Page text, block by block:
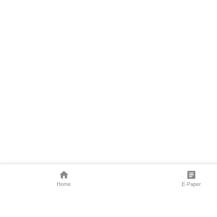
Home E-Paper